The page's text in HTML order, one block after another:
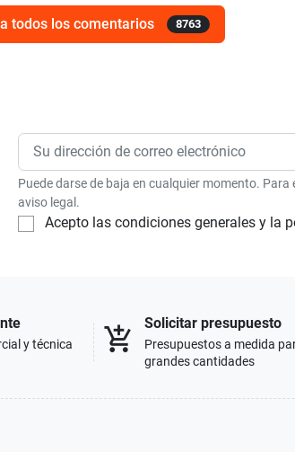
todos los comentarios 8763
Puede darse de baja en cualquier momento.
aviso legal.
Acepto las condiciones generales y la
y técnica add_shopping_cart
Solicitar presupuesto
Presupuestos a medida
grandes cantidades